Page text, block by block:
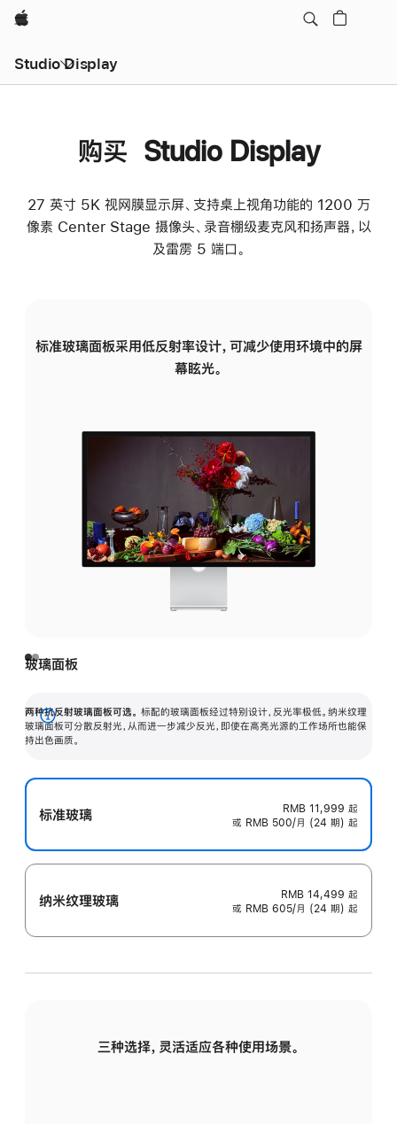
Apple
Studio Display
购买 Studio Display
27 英寸 5K 视网膜显示屏、支持桌上视角功能的 1200 万
像素 Center Stage 摄像头、录音棚级麦克风和扬声器，以
及雷雳 5 端口。
标准玻璃面板采用低反射率设计，可减少使用环境中的屏
幕眩光。
玻璃面板
两种抗反射玻璃面板可选。 标配的玻璃面板经过特别设计，反光率极低。纳米纹理
玻璃面板可分散反射光，从而进一步减少反光，即使在高亮光源的工作场所也能保
持出色画质。
展
开
标准玻璃 RMB 11,999 起
或 RMB 500/月 (24 期) 起
纳米纹理玻璃 RMB 14,499 起
或 RMB 605/月 (24 期) 起
三种选择，灵活适应各种使用场景。